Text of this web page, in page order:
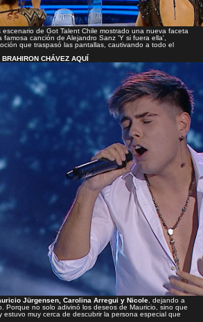
escenario de Got Talent Chile mostrado una nueva faceta
famosa canción de Alejandro Sanz 'Y si fuera ella',
que traspasó las pantallas, cautivando a todo el
CHÁVEZ AQUÍ
Jürgensen, Carolina Arregui y Nicole , dejando a
Porque no solo adivinó los deseos de Mauricio, sino que
estuvo muy cerca de descubrir la persona especial que